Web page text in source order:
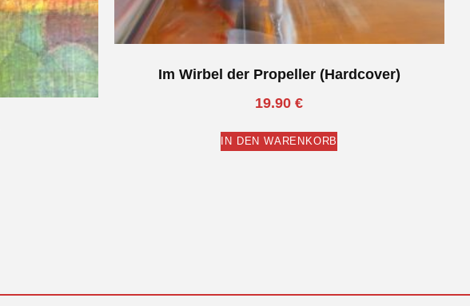
Im Wirbel der Propeller (Hardcover)
19.90€
IN DEN WARENKORB